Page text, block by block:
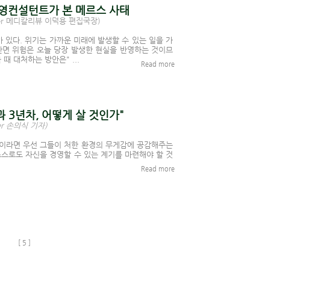
3년차, 어떻게 살 것인가"
의식 기자)
라면 우선 그들이 처한 환경의 무게감에 공감해주는
로도 자신을 경영할 수 있는 계기를 마련해야 할 것
Read more
컨설턴트가 본 메르스 사태
디칼리뷰 이덕용 편집국장)
있다. 위기는 가까운 미래에 발생할 수 있는 일을 가
위험은 오늘 당장 발생한 현실을 반영하는 것이므
때 대처하는 방안은" ...
Read more
[ 5 ]